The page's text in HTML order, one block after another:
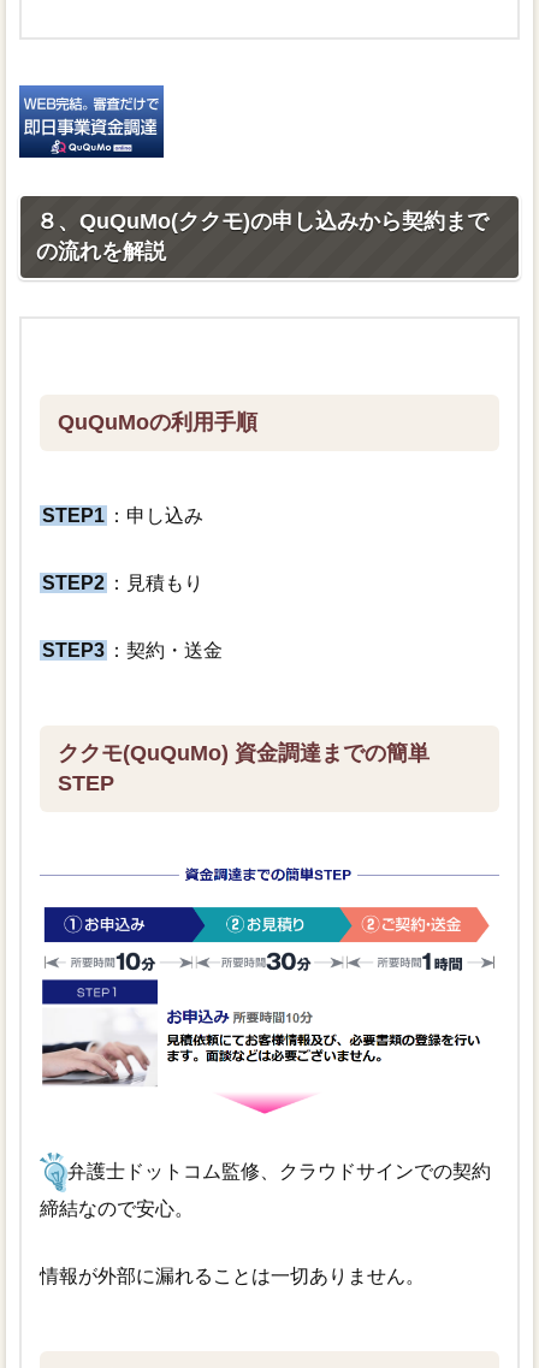
８、QuQuMo(ククモ)の申し込みから契約まで
の流れを解説
QuQuMoの利用手順
STEP1 ：申し込み
STEP2 ：見積もり
STEP3 ：契約・送金
ククモ(QuQuMo) 資金調達までの簡単
STEP
弁護士ドットコム監修、クラウドサインでの契約
締結なので安心。
情報が外部に漏れることは一切ありません。